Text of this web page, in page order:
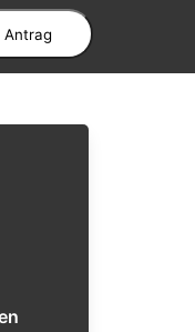
Antrag